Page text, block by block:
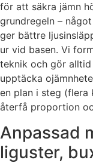
för att säkra jämn
grundregeln –
ger bättre
ur vid basen. Vi
teknik och gör
upptäcka
en plan i steg (flera
återfå proportion
Anpassad
liguster,